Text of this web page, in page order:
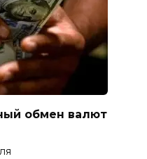
обмен валют